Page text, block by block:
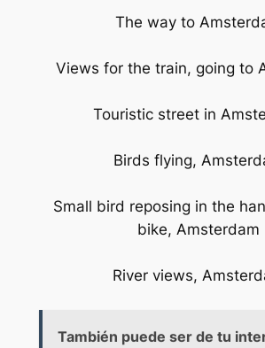
The way to
Views for the train, going to
Touristic street in
Birds flying,
Small bird reposing in the
bike, Amsterdam
River views,
También puede ser de tu